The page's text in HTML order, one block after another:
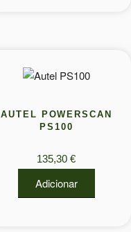
AUTEL POWERSCAN
PS100
135,30€
Adicionar